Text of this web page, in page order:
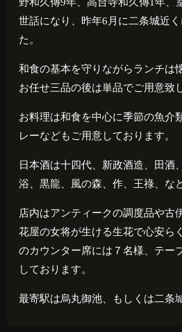
世話になり、昨年6 月に二条城近
た。
和食の基本を守りながらランチは
お任せ三品の後は単品でご用意致
お料理は和食を中心に季節の魚介
レーなどもご用意しております。
日本酒は十四代、新政酒造、田酒
浴、黒龍、風の森、作、王祿、な
店内はアンティークの調度品や古
花屋の女将が生ける生花で心安ら
のカウンター席には７名様、テー
しております。
最寄駅は烏丸御池、もしくは二条